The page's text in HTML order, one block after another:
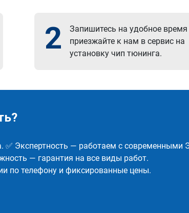
2
Запишитесь на удобное время
приезжайте к нам в сервис на
установку чип тюнинга.
✅ Экспертность — работаем с современными
— гарантия на все виды работ.
по телефону и фиксированные цены.